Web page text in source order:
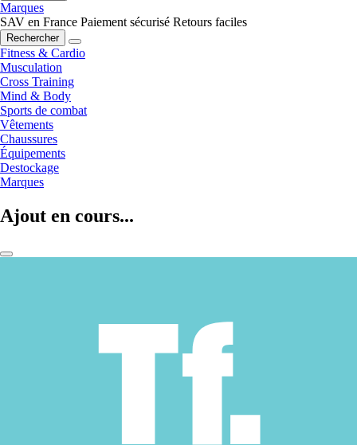
Marques
SAV en France Paiement sécurisé Retours faciles
Rechercher
Fitness & Cardio
Musculation
Cross Training
Mind & Body
Sports de combat
Vêtements
Chaussures
Équipements
Destockage
Marques
Ajout en cours...